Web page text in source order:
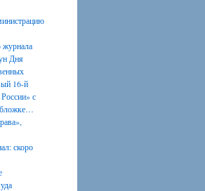
Дня
16-й
с
скоро